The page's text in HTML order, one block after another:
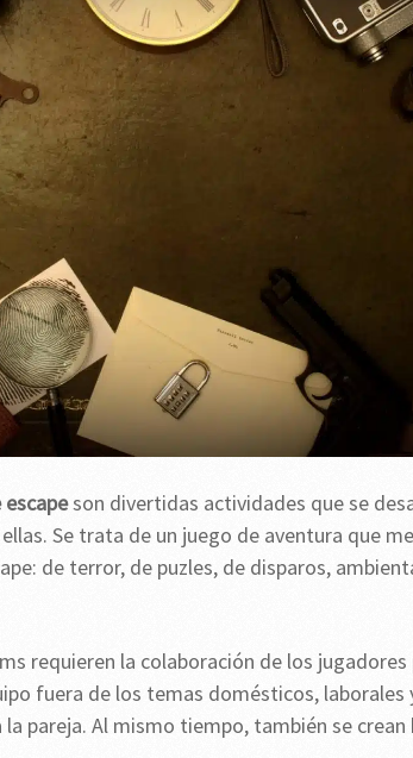
son divertidas actividades que se
Se trata de un juego de aventura que
de terror, de puzles, de disparos,
requieren la colaboración de los jugadores
fuera de los temas domésticos, laborales
pareja. Al mismo tiempo, también se crean